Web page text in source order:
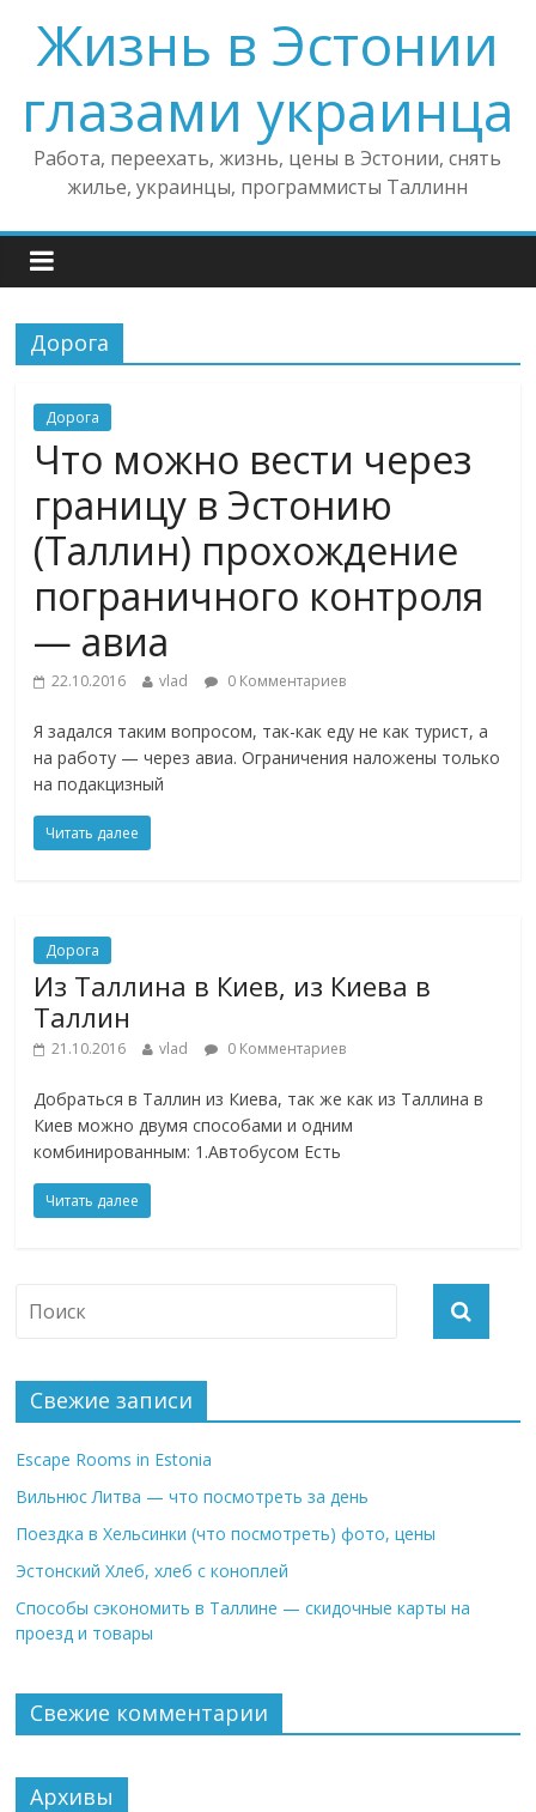
Жизнь в Эстонии
глазами украинца
Работа, переехать, жизнь, цены в Эстонии, снять
жилье, украинцы, программисты Таллинн
Дорога
Дорога
Что можно вести через
границу в Эстонию
(Таллин) прохождение
пограничного контроля
— авиа
22.10.2016 vlad 0 Комментариев
Я задался таким вопросом, так-как еду не как турист, а
на работу — через авиа. Ограничения наложены только
на подакцизный
Читать далее
Дорога
Из Таллина в Киев, из Киева в
Таллин
21.10.2016 vlad 0 Комментариев
Добраться в Таллин из Киева, так же как из Таллина в
Киев можно двумя способами и одним
комбинированным: 1.Автобусом Есть
Читать далее
Свежие записи
Escape Rooms in Estonia
Вильнюс Литва — что посмотреть за день
Поездка в Хельсинки (что посмотреть) фото, цены
Эстонский Хлеб, хлеб с коноплей
Способы сэкономить в Таллине — скидочные карты на
проезд и товары
Свежие комментарии
Архивы